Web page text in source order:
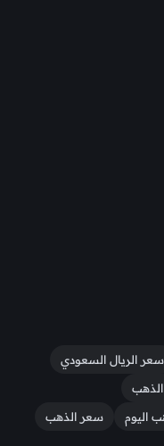
سعر الريال السعودي
اليوم سعر الذهب